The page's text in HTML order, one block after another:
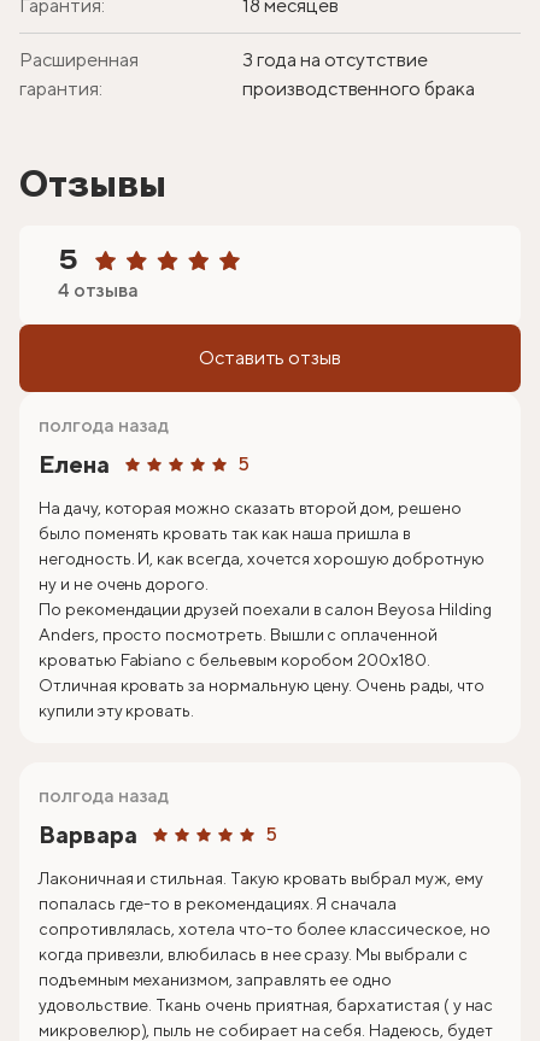
Гарантия: 18 месяцев
Расширенная
гарантия:
3 года на отсутствие
производственного брака
Отзывы
5
4 отзыва
Оставить отзыв
Елена 5
полгода назад
На дачу, которая можно сказать второй дом, решено
было поменять кровать так как наша пришла в
негодность. И, как всегда, хочется хорошую добротную
ну и не очень дорого.
По рекомендации друзей поехали в салон Beyosa Hilding
Anders, просто посмотреть. Вышли с оплаченной
кроватью Fabiano с бельевым коробом 200х180.
Отличная кровать за нормальную цену. Очень рады, что
купили эту кровать.
Варвара 5
полгода назад
Лаконичная и стильная. Такую кровать выбрал муж, ему
попалась где-то в рекомендациях. Я сначала
сопротивлялась, хотела что-то более классическое, но
когда привезли, влюбилась в нее сразу. Мы выбрали с
подъемным механизмом, заправлять ее одно
удовольствие. Ткань очень приятная, бархатистая ( у нас
микровелюр), пыль не собирает на себя. Надеюсь, будет